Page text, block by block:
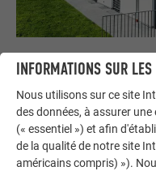
Votre maison au look PREFA
qu’aurait votre maison
PREFA.
DEMANDER UN MONTAGE
INFORMATIONS SUR
Nous utilisons sur ce site
des données, à assurer
(« essentiel ») et afin
de la qualité de notre site
américains compris) »).